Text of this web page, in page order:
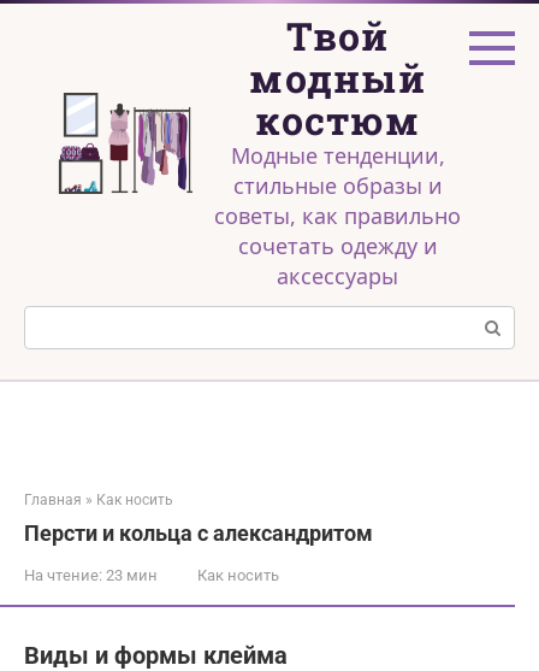
Перейти
Твой
модный
костюм
Модные тенденции,
стильные образы и
советы, как правильно
сочетать одежду и
аксессуары
Поиск:
Главная » Как носить
Персти и кольца с александритом
На чтение: 23 мин Как носить
Виды и формы клейма